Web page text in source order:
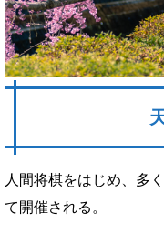
人間将棋をはじめ、多
て開催される。